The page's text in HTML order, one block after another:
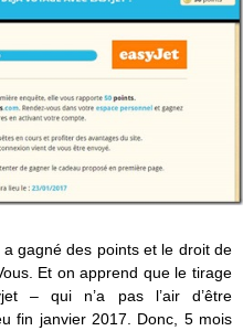
gagné des points et le droit de
Et on apprend que le tirage
– qui n’a pas l’air d’être
fin janvier 2017. Donc, 5 mois